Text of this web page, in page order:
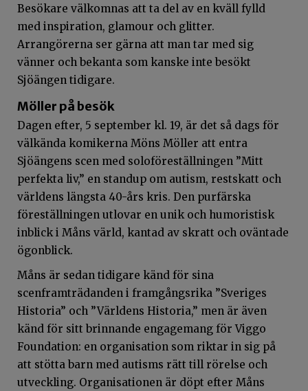
Besökare välkomnas att ta del av en kväll fylld
med inspiration, glamour och glitter.
Arrangörerna ser gärna att man tar med sig
vänner och bekanta som kanske inte besökt
Sjöängen tidigare.
Möller på besök
Dagen efter, 5 september kl. 19, är det så dags för
välkända komikerna Möns Möller att entra
Sjöängens scen med soloföreställningen ”Mitt
perfekta liv,” en standup om autism, restskatt och
världens längsta 40-års kris. Den purfärska
föreställningen utlovar en unik och humoristisk
inblick i Måns värld, kantad av skratt och oväntade
ögonblick.
Måns är sedan tidigare känd för sina
scenframträdanden i framgångsrika ”Sveriges
Historia” och ”Världens Historia,” men är även
känd för sitt brinnande engagemang för Viggo
Foundation: en organisation som riktar in sig på
att stötta barn med autisms rätt till rörelse och
utveckling. Organisationen är döpt efter Måns